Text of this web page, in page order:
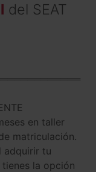
del SEAT
en taller
matriculación.
adquirir tu
la opción